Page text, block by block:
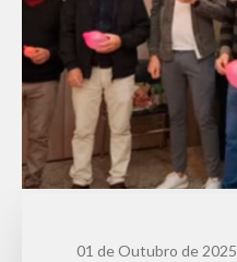
01 de Outubro de 2025